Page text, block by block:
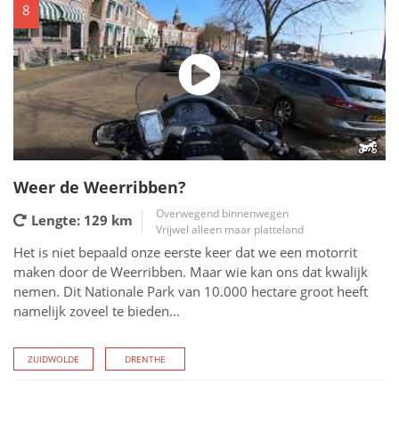
8
Weer de Weerribben?
Lengte: 129 km
Overwegend binnenwegen
Vrijwel alleen maar platteland
Het is niet bepaald onze eerste keer dat we een motorrit
maken door de Weerribben. Maar wie kan ons dat kwalijk
nemen. Dit Nationale Park van 10.000 hectare groot heeft
namelijk zoveel te bieden...
ZUIDWOLDE DRENTHE